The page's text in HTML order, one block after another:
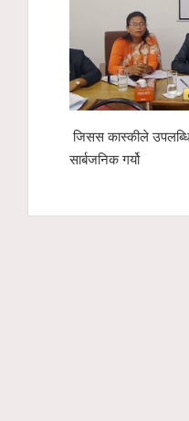
उपलब्धि र बार्षिक कार्ययोजना